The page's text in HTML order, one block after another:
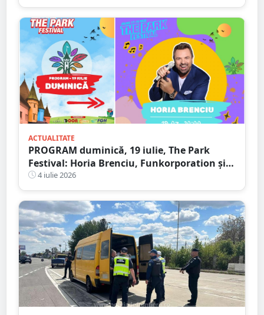
ACTUALITATE
PROGRAM duminică, 19 iulie, The Park
Festival: Horia Brenciu, Funkorporation și
Neoton Família, dar și zeci de activități
pentru toate vârstele
4 iulie 2026